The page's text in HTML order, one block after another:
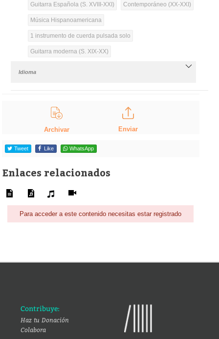
Guitarra Española (S. XVIII-XXI) Contemporáneo (XX-XXI)
Música Hispanoamericana
1 instrumento de cuerda pulsada solo
Guitarra moderna (S. XIX-XX)
Idioma
Archivar Enviar
Tweet Like WhatsApp
Enlaces relacionados
Para acceder a este contenido necesitas estar registrado
Contribuye:
Haz tu Donación
Colabora